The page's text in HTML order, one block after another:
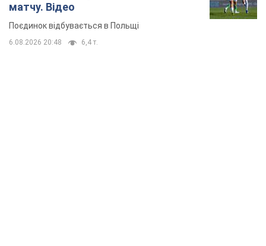
матчу. Відео
Поєдинок відбувається в Польщі
6.08.2026 20:48 6,4 т.